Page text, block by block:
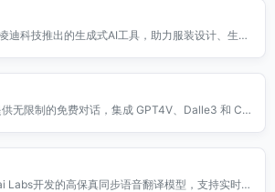
迪科技推出的生成式AI工具，助力服装设计、生产
无限制的免费对话，集成 GPT4V、Dalle3 和 Cla
Labs开发的高保真同步语音翻译模型，支持实时翻